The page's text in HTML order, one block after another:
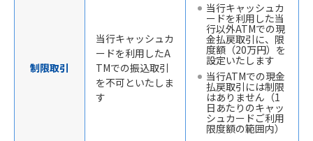
制限取引
当行キャッシュカ
ードを利用したA
TMでの振込取引
を不可といたしま
す
当行キャッシュカ
ードを利用した当
行以外ATMでの現
金払戻取引に、限
度額（20万円）を
設定いたします
当行ATMでの現金
払戻取引には制限
はありません（1
日あたりのキャッ
シュカードご利用
限度額の範囲内）